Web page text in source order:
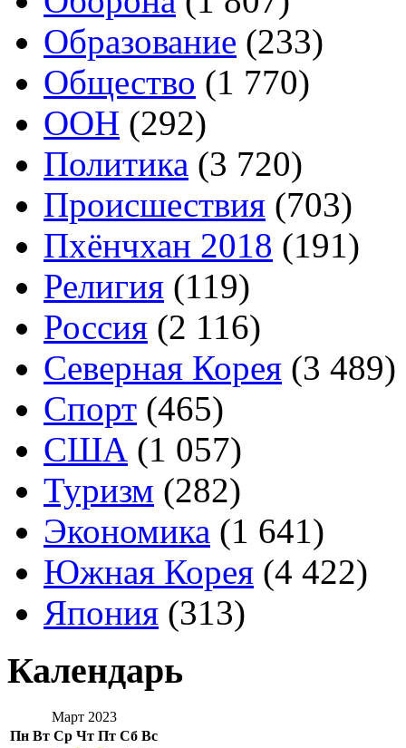
Образование (233)
Общество (1 770)
ООН (292)
Политика (3 720)
Происшествия (703)
Пхёнчхан 2018 (191)
Религия (119)
Россия (2 116)
Северная Корея (3 489)
Спорт (465)
США (1 057)
Туризм (282)
Экономика (1 641)
Южная Корея (4 422)
Япония (313)
Календарь
Март 2023
Пн Вт Ср Чт Пт Сб Вс